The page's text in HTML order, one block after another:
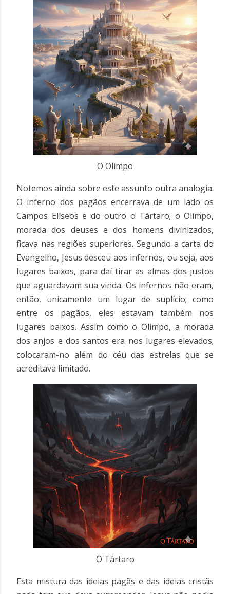
O Olimpo
Notemos ainda sobre este assunto outra analogia.
O inferno dos pagãos encerrava de um lado os
Campos Elíseos e do outro o Tártaro; o Olimpo,
morada dos deuses e dos homens divinizados,
ficava nas regiões superiores. Segundo a carta do
Evangelho, Jesus desceu aos infernos, ou seja, aos
lugares baixos, para daí tirar as almas dos justos
que aguardavam sua vinda. Os infernos não eram,
então, unicamente um lugar de suplício; como
entre os pagãos, eles estavam também nos
lugares baixos. Assim como o Olimpo, a morada
dos anjos e dos santos era nos lugares elevados;
colocaram-no além do céu das estrelas que se
acreditava limitado.
O Tártaro
Esta mistura das ideias pagãs e das ideias cristãs